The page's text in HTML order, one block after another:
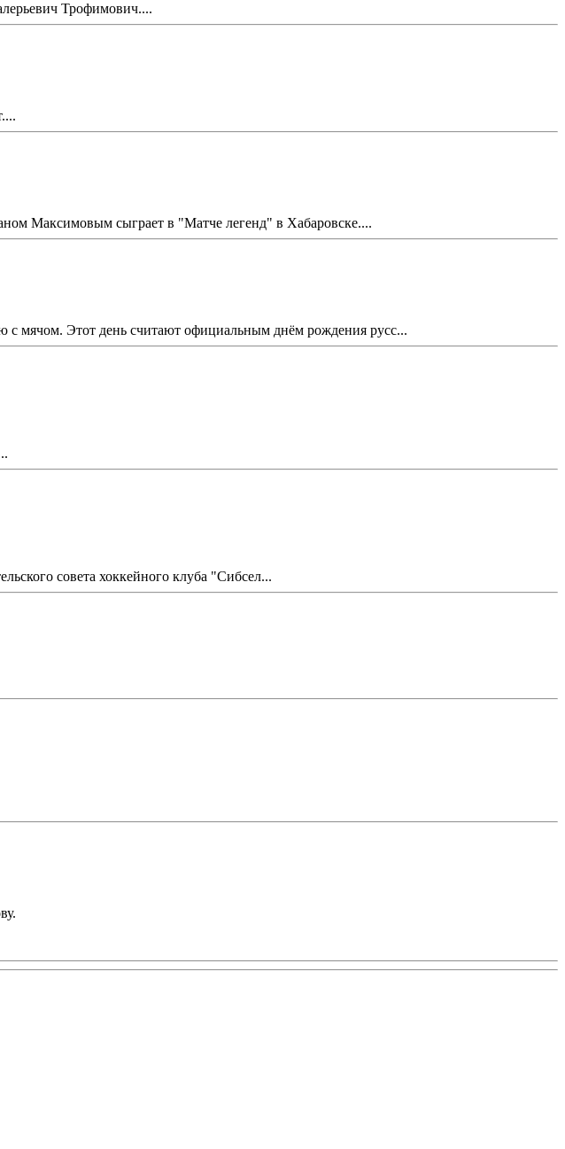
Трофимович....
Максимовым сыграет в "Матче легенд" в Хабаровске....
с мячом. Этот день считают официальным днём рождения русс...
совета хоккейного клуба "Сибсел...